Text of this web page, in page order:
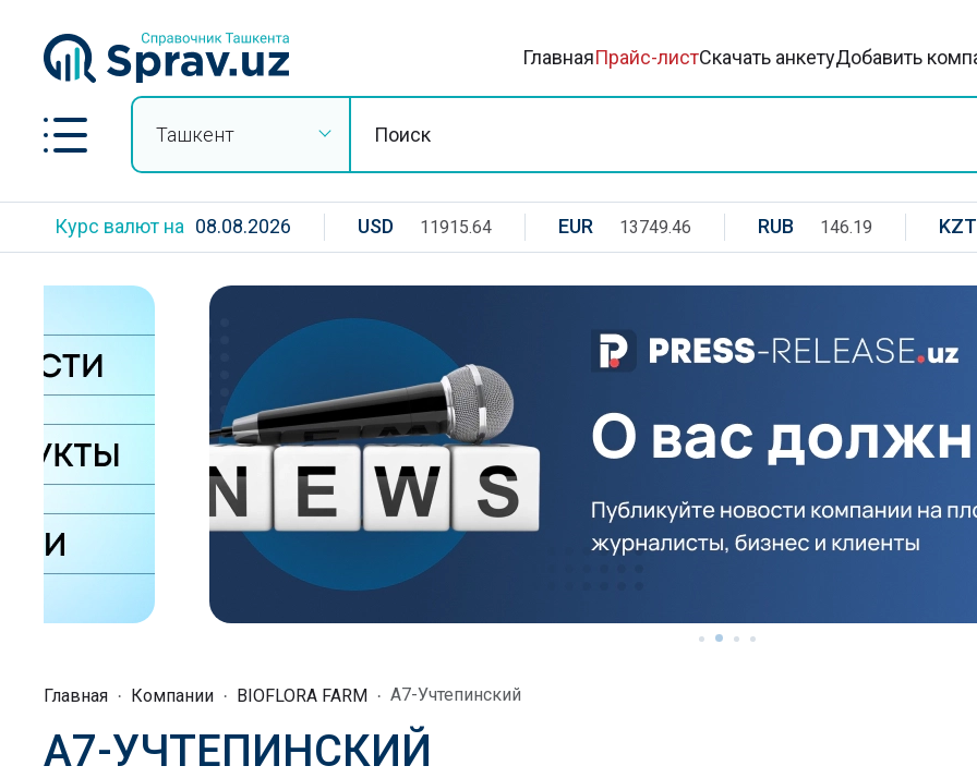
ГлавнаяПрайс-листСкачать анкетуДобавить
Ташкент
Курс валют на 08.08.2026 USD 11915.64 EUR 13749.46 RUB 146.19 KZT
Главная Компании BIOFLORA FARM А7-Учтепинский
А7-УЧТЕПИНСКИЙ